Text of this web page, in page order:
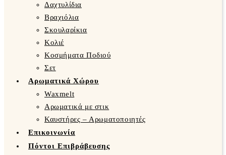
Δαχτυλίδια
Βραχιόλια
Σκουλαρίκια
Κολιέ
Κοσμήματα Ποδιού
Σετ
Αρωματικά Χώρου
Waxmelt
Αρωματικά με στικ
Καυστήρες – Αρωματοποιητές
Επικοινωνία
Πόντοι Επιβράβευσης